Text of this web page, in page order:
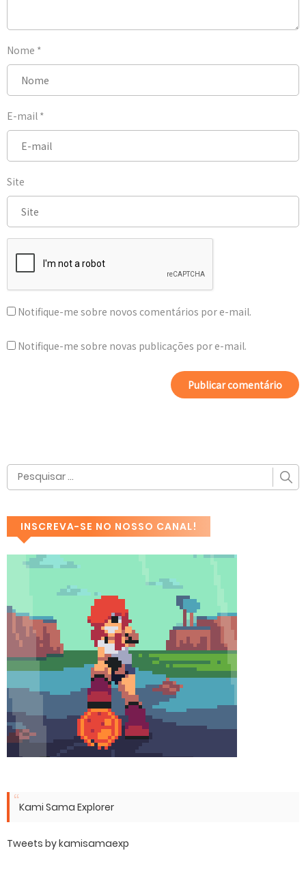
Nome *
E-mail *
Site
Notifique-me sobre novos comentários por e-mail.
Notifique-me sobre novas publicações por e-mail.
INSCREVA-SE NO NOSSO CANAL!
Kami Sama Explorer
Tweets by kamisamaexp